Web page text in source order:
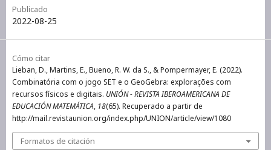
Publicado
2022-08-25
Cómo citar
Lieban, D., Martins, E., Bueno, R. W. da S., & Pompermayer, E. (2022).
Combinatória com o jogo SET e o GeoGebra: explorações com
recursos físicos e digitais. UNIÓN - REVISTA IBEROAMERICANA DE
EDUCACIÓN MATEMÁTICA, 18(65). Recuperado a partir de
http://mail.revistaunion.org/index.php/UNION/article/view/1080
Formatos de citación